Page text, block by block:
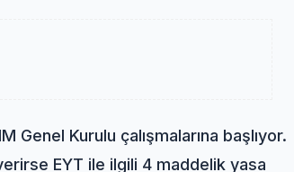
Genel Kurulu çalışmalarına başlıyor.
EYT ile ilgili 4 maddelik yasa